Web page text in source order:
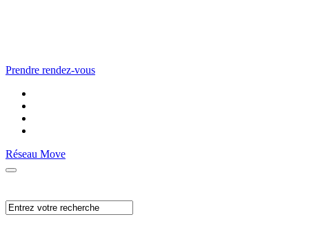
Prendre rendez-vous
Réseau Move